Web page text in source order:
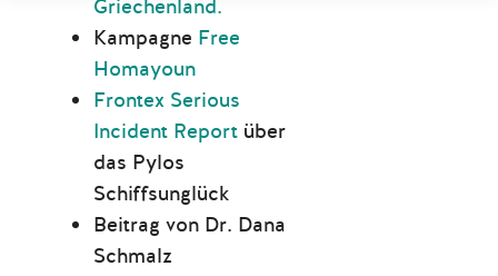
Griechenland.
Kampagne Free
Homayoun
Frontex Serious
Incident Report über
das Pylos
Schiffsunglück
Beitrag von Dr. Dana
Schmalz